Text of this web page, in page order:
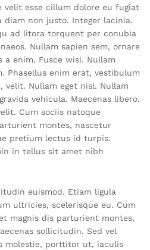
esse cillum dolore eu fugiat
diam non justo. Integer lacinia.
ad litora torquent per conubia
Nullam sapien sem, ornare
a enim. Fusce wisi. Nullam
Phasellus enim erat, vestibulum
velit. Nullam eget nisl. Nullam
vehicula. Maecenas libero.
Cum sociis natoque
montes, nascetur
pretium lectus id turpis.
in tellus sit amet nibh
euismod. Etiam ligula
ultricies, scelerisque eu. Cum
magnis dis parturient montes,
sollicitudin. Sed vel
molestie, porttitor ut, iaculis